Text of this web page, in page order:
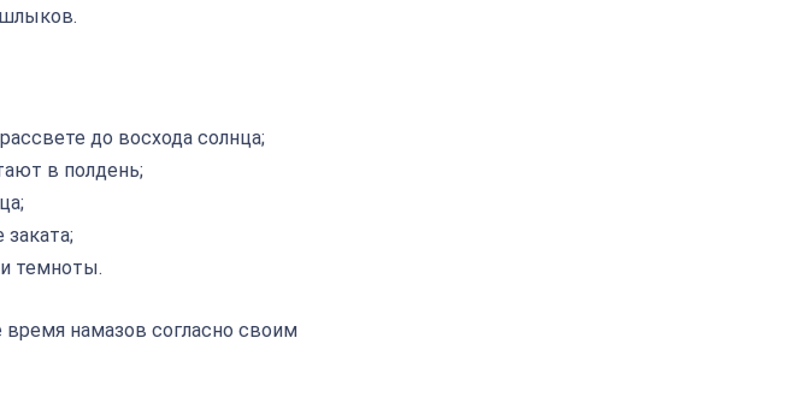
до восхода солнца;
в полдень;
темноты.
намазов согласно своим